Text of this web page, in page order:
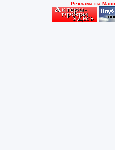
Рeклама на